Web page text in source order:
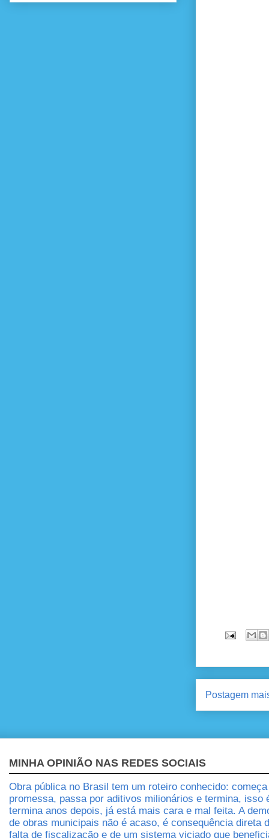
Postagem
MINHA OPINIÃO NAS REDES SOCIAIS
Obra pública no Brasil tem um roteiro conhecido:
promessa, passa por aditivos milionários e termina, isso
termina anos depois, já está mais cara e mal feita. A
de obras municipais não é acaso, é consequência direta
falta de fiscalização e de um sistema viciado que